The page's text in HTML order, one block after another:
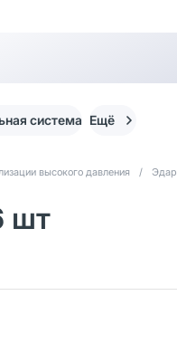
система Ещё
высокого давления /
шт